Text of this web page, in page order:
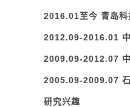
2016.01至今 青岛科
2012.09-2016.01
2009.09-2012.07
2005.09-2009.07
研究兴趣